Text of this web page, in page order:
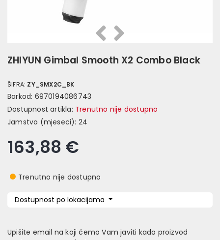
PrethodnaSlijedeća
ZHIYUN Gimbal Smooth X2 Combo Black
ŠIFRA: ZY_SMX2C_BK
Barkod: 6970194086743
Dostupnost artikla: Trenutno nije dostupno
Jamstvo (mjeseci): 24
163,88 €
Trenutno nije dostupno
Dostupnost po lokacijama
Upišite email na koji ćemo Vam javiti kada proizvod